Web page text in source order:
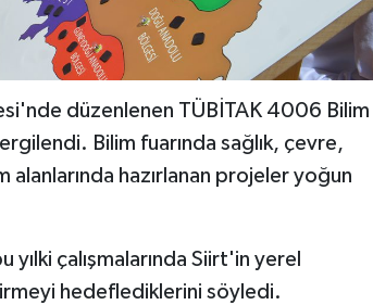
düzenlenen TÜBİTAK 4006 Bilim
Bilim fuarında sağlık, çevre,
hazırlanan projeler yoğun
çalışmalarında Siirt'in yerel
hedeflediklerini söyledi.